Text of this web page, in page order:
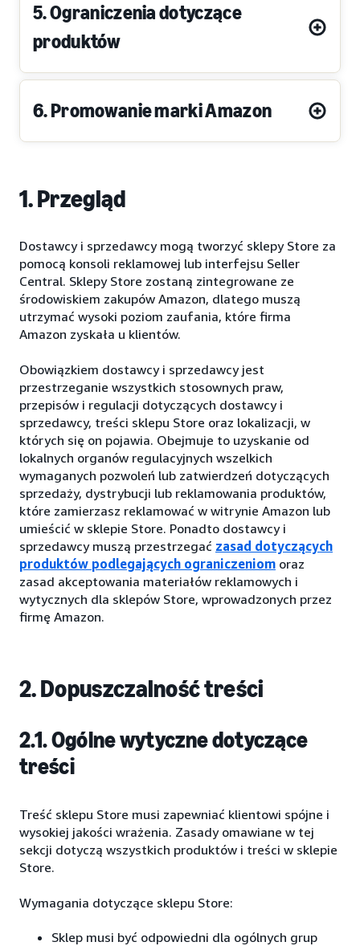
5. Ograniczenia dotyczące
produktów
6. Promowanie marki Amazon
1. Przegląd
Dostawcy i sprzedawcy mogą tworzyć sklepy Store za
pomocą konsoli reklamowej lub interfejsu Seller
Central. Sklepy Store zostaną zintegrowane ze
środowiskiem zakupów Amazon, dlatego muszą
utrzymać wysoki poziom zaufania, które firma
Amazon zyskała u klientów.
Obowiązkiem dostawcy i sprzedawcy jest
przestrzeganie wszystkich stosownych praw,
przepisów i regulacji dotyczących dostawcy i
sprzedawcy, treści sklepu Store oraz lokalizacji, w
których się on pojawia. Obejmuje to uzyskanie od
lokalnych organów regulacyjnych wszelkich
wymaganych pozwoleń lub zatwierdzeń dotyczących
sprzedaży, dystrybucji lub reklamowania produktów,
które zamierzasz reklamować w witrynie Amazon lub
umieścić w sklepie Store. Ponadto dostawcy i
sprzedawcy muszą przestrzegać zasad dotyczących
produktów podlegających ograniczeniom oraz
zasad akceptowania materiałów reklamowych i
wytycznych dla sklepów Store, wprowadzonych przez
firmę Amazon.
2. Dopuszczalność treści
2.1. Ogólne wytyczne dotyczące
treści
Treść sklepu Store musi zapewniać klientowi spójne i
wysokiej jakości wrażenia. Zasady omawiane w tej
sekcji dotyczą wszystkich produktów i treści w sklepie
Store.
Wymagania dotyczące sklepu Store:
Sklep musi być odpowiedni dla ogólnych grup